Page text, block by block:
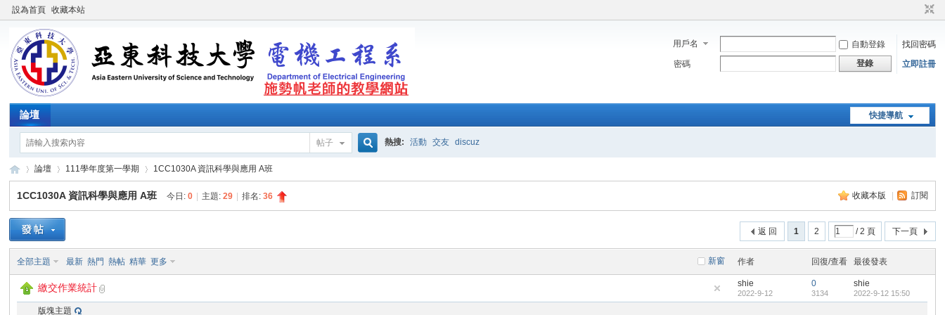
設為首頁 收藏本站
用戶名 自動登錄
找回密碼
密碼
登錄 立即註冊
快捷導航
論壇
帖子 熱搜: 活動 交友 discuz
施 »
論壇
›
111學年度第一學期 1CC1030A 資訊科學與應用 A班
收藏本版 訂閱
1CC1030A 資訊科學與應用 A班 今日:0 主題:29 排名:36
1 2 / 2 頁 下一頁
返 回
新窗
全部主題 最新 熱門 熱帖 精華 更多 作者 回復/查看 最後發表
繳交作業統計 shie
2022-9-12
0
3134
shie
2022-9-12 15:50
版塊主題